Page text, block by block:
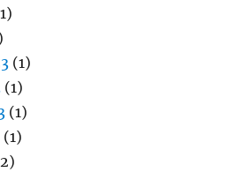
(1)
(1)
(1)
(1)